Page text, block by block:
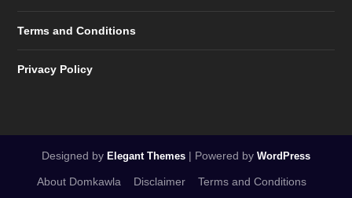
Terms and Conditions
Privacy Policy
Designed by Elegant Themes | Powered by WordPress
About Domkawla Disclaimer Terms and Conditions